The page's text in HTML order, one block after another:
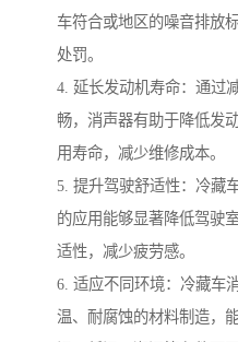
车符合或地区的噪音排放
处罚。
4. 延长发动机寿命：通过
畅，消声器有助于降低发
用寿命，减少维修成本。
5. 提升驾驶舒适性：冷藏
的应用能够显著降低驾驶
适性，减少疲劳感。
6. 适应不同环境：冷藏车
温、耐腐蚀的材料制造，